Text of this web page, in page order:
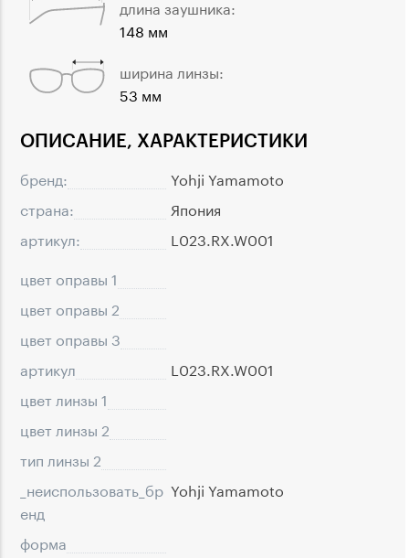
ОПИСАНИЕ, ХАРАКТЕРИСТИКИ
бренд:
Yohji Yamamoto
страна:
Япония
артикул:
L023.RX.W001
цвет оправы 1
цвет оправы 2
цвет оправы 3
артикул
L023.RX.W001
цвет линзы 1
цвет линзы 2
тип линзы 2
_неиспользовать_бр
eнд
Yohji Yamamoto
форма
длина заушника:
148 мм
ширина линзы:
53 мм